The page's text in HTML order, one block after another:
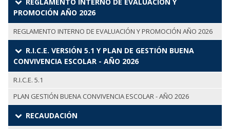
PROMOCIÓN AÑO 2026
REGLAMENTO INTERNO DE EVALUACIÓN Y PROMOCIÓN AÑO 2026
R.I.C.E. VERSIÓN 5.1 Y PLAN DE GESTIÓN BUENA
CONVIVENCIA ESCOLAR - AÑO 2026
R.I.C.E. 5.1
PLAN GESTIÓN BUENA CONVIVENCIA ESCOLAR - AÑO 2026
RECAUDACIÓN